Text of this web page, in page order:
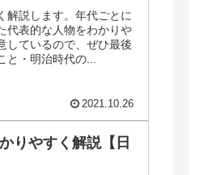
解説します。年代ごとに
代表的な人物をわかりや
しているので、ぜひ最後
・明治時代の...
2021.10.26
りやすく解説【日